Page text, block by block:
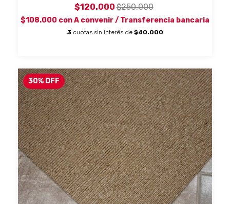
$120.000$250.000
$108.000 conA convenir / Transferencia bancaria
3 cuotas sin interés de $40.000
30% OFF